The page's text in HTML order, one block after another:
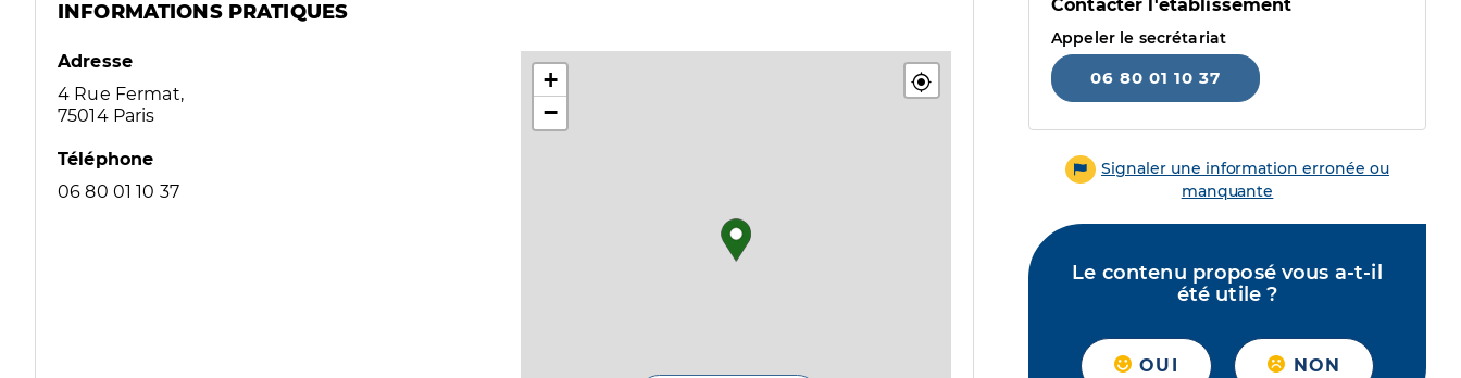
INFORMATIONS PRATIQUES
Adresse
4 Rue Fermat,
75014 Paris
Téléphone
06 80 01 10 37
+
−
Contacter l'établissement
Appeler le secrétariat
06 80 01 10 37
Signaler une information erronée ou
manquante
Le contenu proposé vous a-t-il
été utile ?
OUI NON